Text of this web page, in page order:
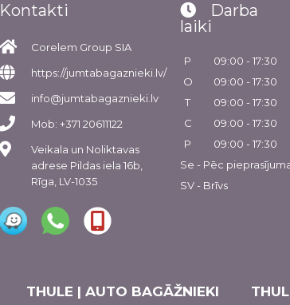
Kontakti
Corelem Group SIA
https://jumtabagaznieki.lv/
info@jumtabagaznieki.lv
Mob: +371 20611122
Veikala un Noliktavas
adrese Pildas iela 16b,
Rīga, LV-1035
Darba
laiki
P
09:00 - 17:30
O
09:00 - 17:30
T
09:00 - 17:30
C
09:00 - 17:30
P
09:00 - 17:30
Se - Pēc
SV - Brīvs
THULE | AUTO BAGĀŽNIEKI